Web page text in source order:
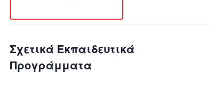
Σχετικά Εκπαιδευτικά
Προγράμματα